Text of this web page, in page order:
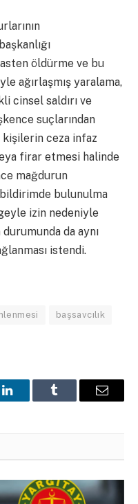
öldürme ve bu
ağırlaşmış yaralama,
cinsel saldırı ve
suçlarından
ceza infaz
firar etmesi halinde
mağdurun
bulunulma
izin nedeniyle
da aynı
istendi.
başsavcılık
LinkedInTumblr Email